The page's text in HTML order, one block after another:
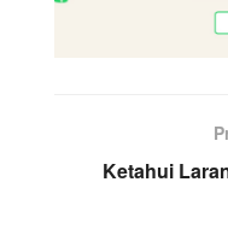
Ketahui